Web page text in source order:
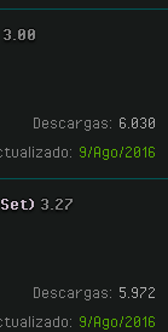
3.00
Descargas: 6.030
9/Ago/2016
3.27
Descargas: 5.972
9/Ago/2016